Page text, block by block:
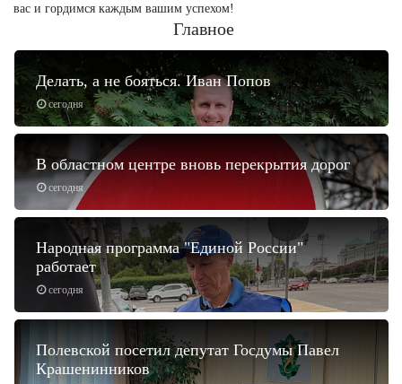
вас и гордимся каждым вашим успехом!
Главное
сегодня
Делать, а не бояться. Иван Попов
сегодня
В областном центре вновь перекрытия дорог
сегодня
Народная программа "Единой России"
работает
Полевской посетил депутат Госдумы Павел
Крашенинников